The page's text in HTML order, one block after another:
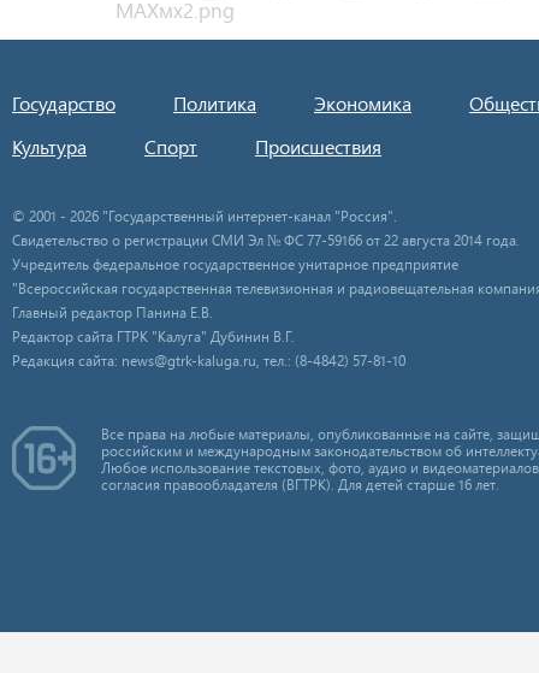
Государство Политика Экономика
Культура
Спорт Происшествия
© 2001 - 2026 "Государственный интернет-канал "Россия".
Свидетельство о регистрации СМИ Эл № ФС 77-59166 от 22 августа 2014 года.
Учредитель федеральное государственное унитарное предприятие
"Всероссийская государственная телевизионная и радиовещательная
Главный редактор Панина Е.В.
Редактор сайта ГТРК "Калуга" Дубинин В.Г.
Редакция сайта: news@gtrk-kaluga.ru, тел.: (8-4842) 57-81-10
Все права на любые материалы, опубликованные на сайте,
российским и международным законодательством об
Любое использование текстовых, фото, аудио и
согласия правообладателя (ВГТРК). Для детей старше 16 лет.